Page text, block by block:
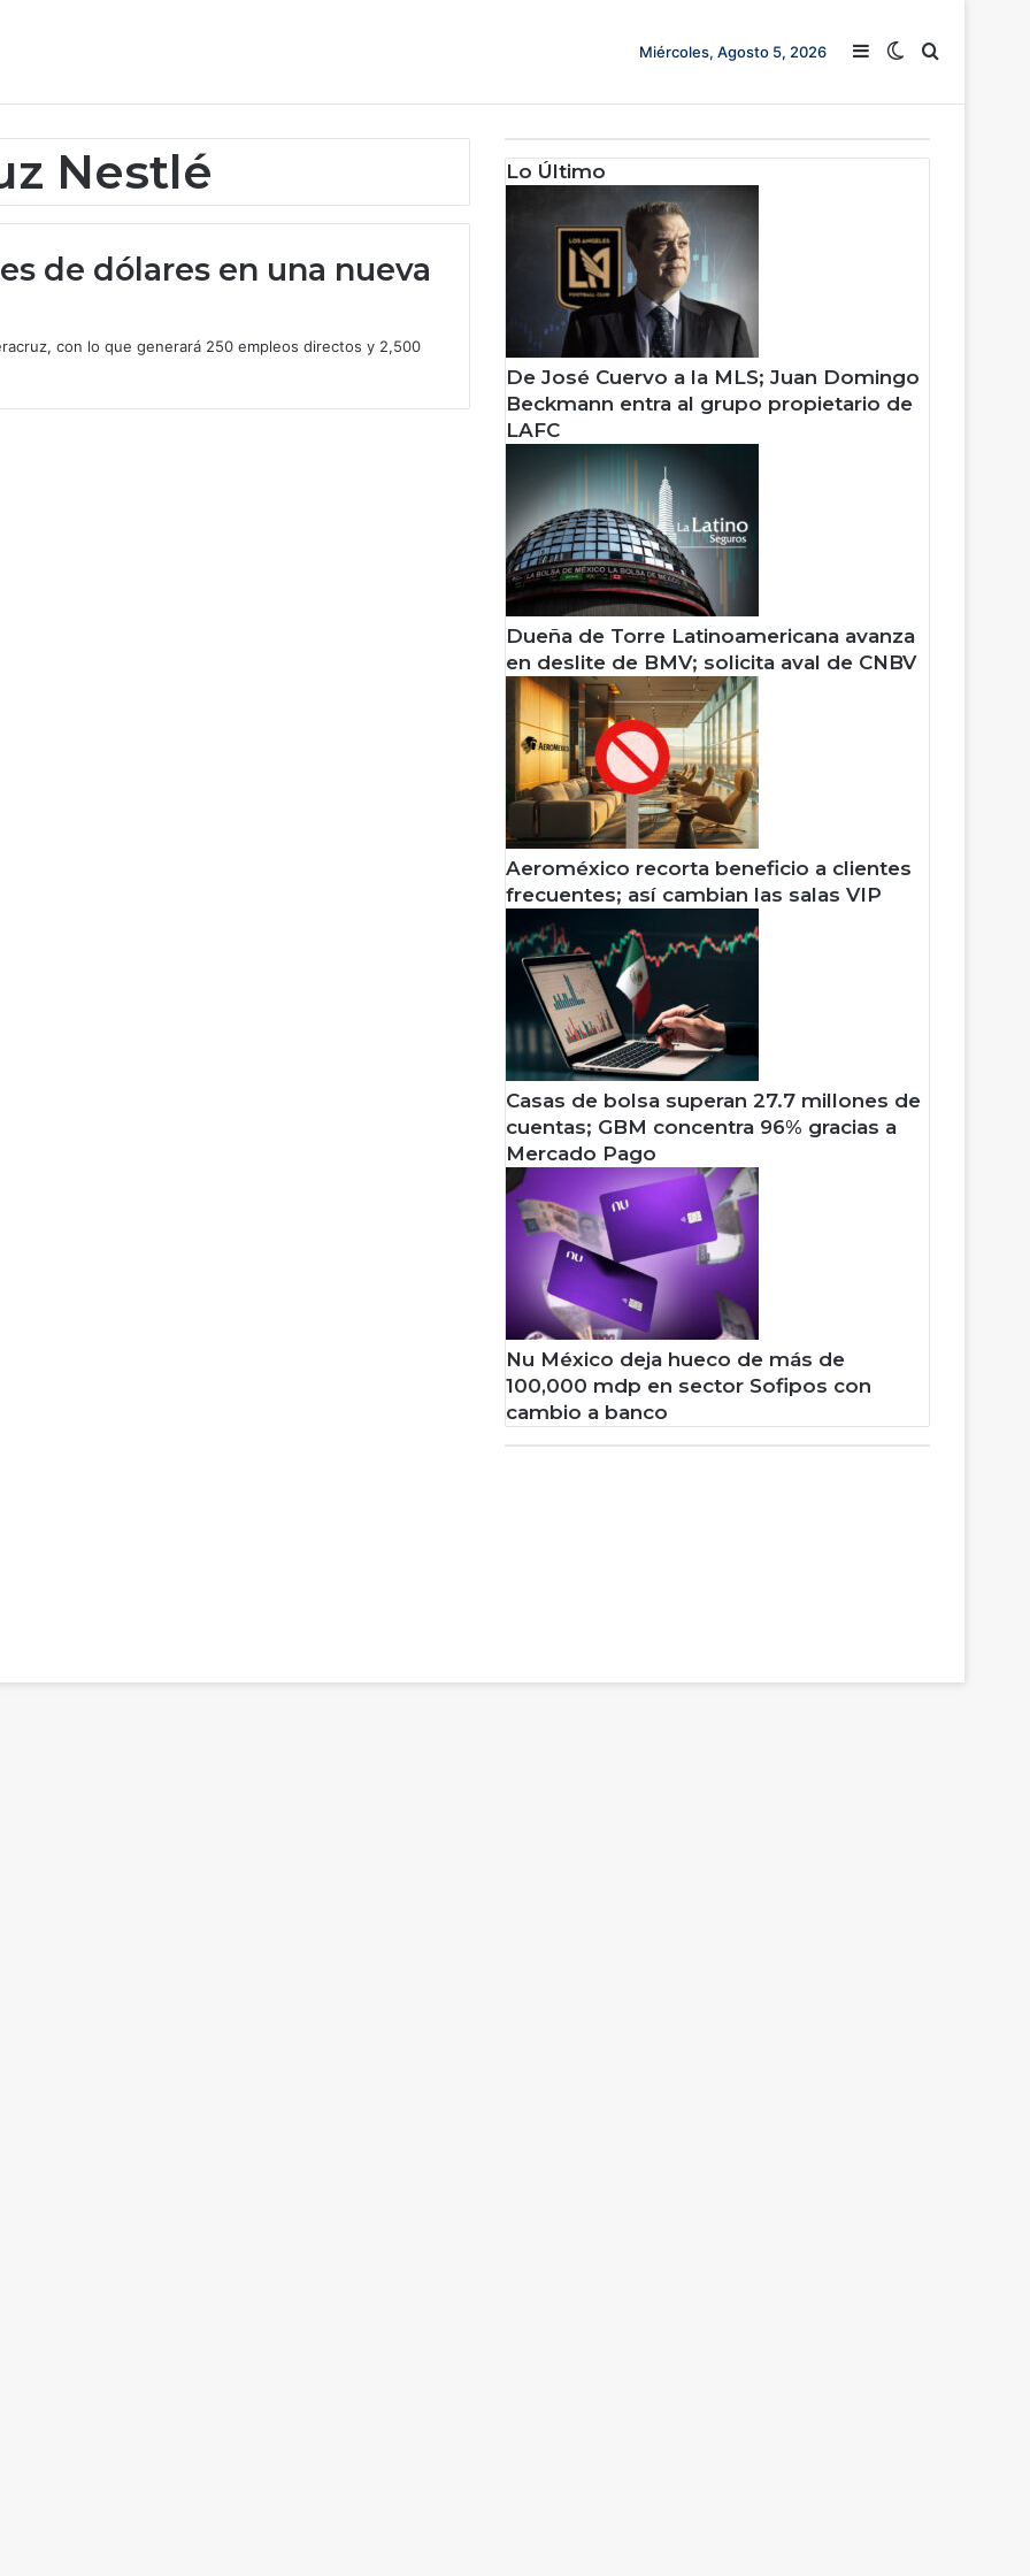
Miércoles, Agosto 5, 2026 Barra lateral
Switch skin
Buscar
Nestlé
de dólares en una nueva
con lo que generará 250 empleos directos y 2,500
Lo Último
De José Cuervo a la MLS; Juan Domingo
Beckmann entra al grupo propietario de
LAFC
Dueña de Torre Latinoamericana avanza
en deslite de BMV; solicita aval de CNBV
Aeroméxico recorta beneficio a clientes
frecuentes; así cambian las salas VIP
Casas de bolsa superan 27.7 millones de
cuentas; GBM concentra 96% gracias a
Mercado Pago
Nu México deja hueco de más de
100,000 mdp en sector Sofipos con
cambio a banco